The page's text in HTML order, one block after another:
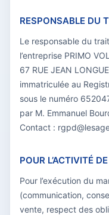
RESPONSABLE DU
Le responsable du
l’entreprise PRIMO
67 RUE JEAN
immatriculée au
sous le numéro
par M. Emmanuel
Contact :
POUR L’ACTIVITÉ
Pour l’exécution du
(communication,
vente, respect des